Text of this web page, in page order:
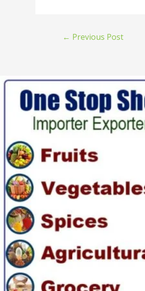
← Previous Post